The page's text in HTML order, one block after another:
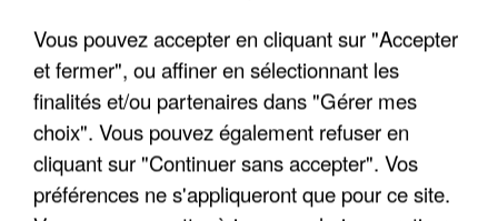
Vous pouvez accepter en cliquant sur "Accepter
et fermer", ou affiner en sélectionnant les
finalités et/ou partenaires dans "Gérer mes
choix". Vous pouvez également refuser en
cliquant sur "Continuer sans accepter". Vos
préférences ne s'appliqueront que pour ce site.